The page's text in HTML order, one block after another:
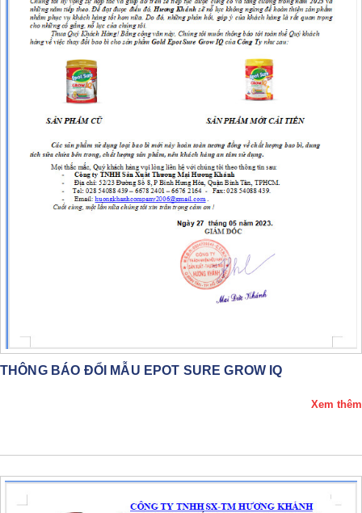
THÔNG BÁO ĐỔI MẪU EPOT SURE GROW IQ
Xem thêm